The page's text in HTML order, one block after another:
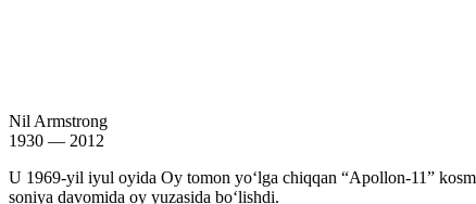
Nil Armstrong
1930 — 2012
U 1969-yil iyul oyida Oy tomon yoʻlga chiqqan “Apollon-11”
soniya davomida oy yuzasida boʻlishdi.